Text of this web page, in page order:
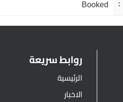
Booked
روابط سريعة
الرئيسية
الاخبار